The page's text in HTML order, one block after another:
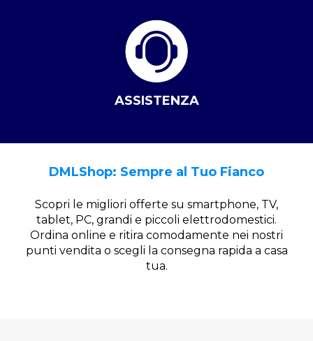
ASSISTENZA
DMLShop: Sempre al Tuo Fianco
Scopri le migliori offerte su smartphone, TV,
tablet, PC, grandi e piccoli elettrodomestici.
Ordina online e ritira comodamente nei nostri
punti vendita o scegli la consegna rapida a casa
tua.